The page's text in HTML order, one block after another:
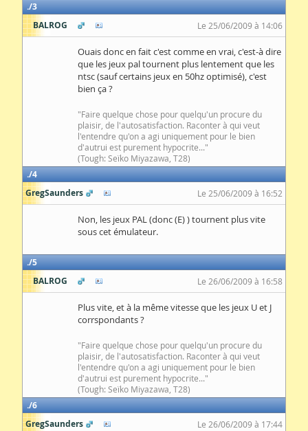
3
BALROG
Le 25/06/2009 à 14:06
Ouais donc en fait c'est comme en vrai, c'est-à dire
que les jeux pal tournent plus lentement que les
ntsc (sauf certains jeux en 50hz optimisé), c'est
bien ça ?
"Faire quelque chose pour quelqu'un procure du
plaisir, de l'autosatisfaction. Raconter à qui veut
l'entendre qu'on a agi uniquement pour le bien
d'autrui est purement hypocrite..."
(Tough: Seïko Miyazawa, T28)
4
GregSaunders
Le 25/06/2009 à 16:52
Non, les jeux PAL (donc (E) ) tournent plus vite
sous cet émulateur.
5
BALROG
Le 26/06/2009 à 16:58
Plus vite, et à la même vitesse que les jeux U et J
corrspondants ?
"Faire quelque chose pour quelqu'un procure du
plaisir, de l'autosatisfaction. Raconter à qui veut
l'entendre qu'on a agi uniquement pour le bien
d'autrui est purement hypocrite..."
(Tough: Seïko Miyazawa, T28)
6
GregSaunders
Le 26/06/2009 à 17:44